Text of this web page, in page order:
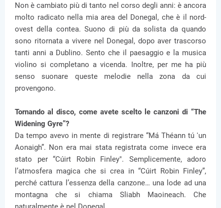
Non è cambiato più di tanto nel corso degli anni: è ancora
molto radicato nella mia area del Donegal, che è il nord-
ovest della contea. Suono di più da solista da quando
sono ritornata a vivere nel Donegal, dopo aver trascorso
tanti anni a Dublino. Sento che il paesaggio e la musica
violino si completano a vicenda. Inoltre, per me ha più
senso suonare queste melodie nella zona da cui
provengono.
Tornando al disco, come avete scelto le canzoni di “The
Widening Gyre”?
Da tempo avevo in mente di registrare “Má Théann tú 'un
Aonaigh”. Non era mai stata registrata come invece era
stato per “Cúirt Robin Finley". Semplicemente, adoro
l’atmosfera magica che si crea in “Cúirt Robin Finley”,
perché cattura l’essenza della canzone… una lode ad una
montagna che si chiama Sliabh Maoineach. Che